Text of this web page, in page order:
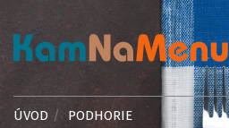
ÚVOD PODHORIE